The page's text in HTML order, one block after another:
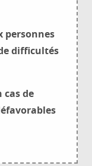
personnes
difficultés
cas de